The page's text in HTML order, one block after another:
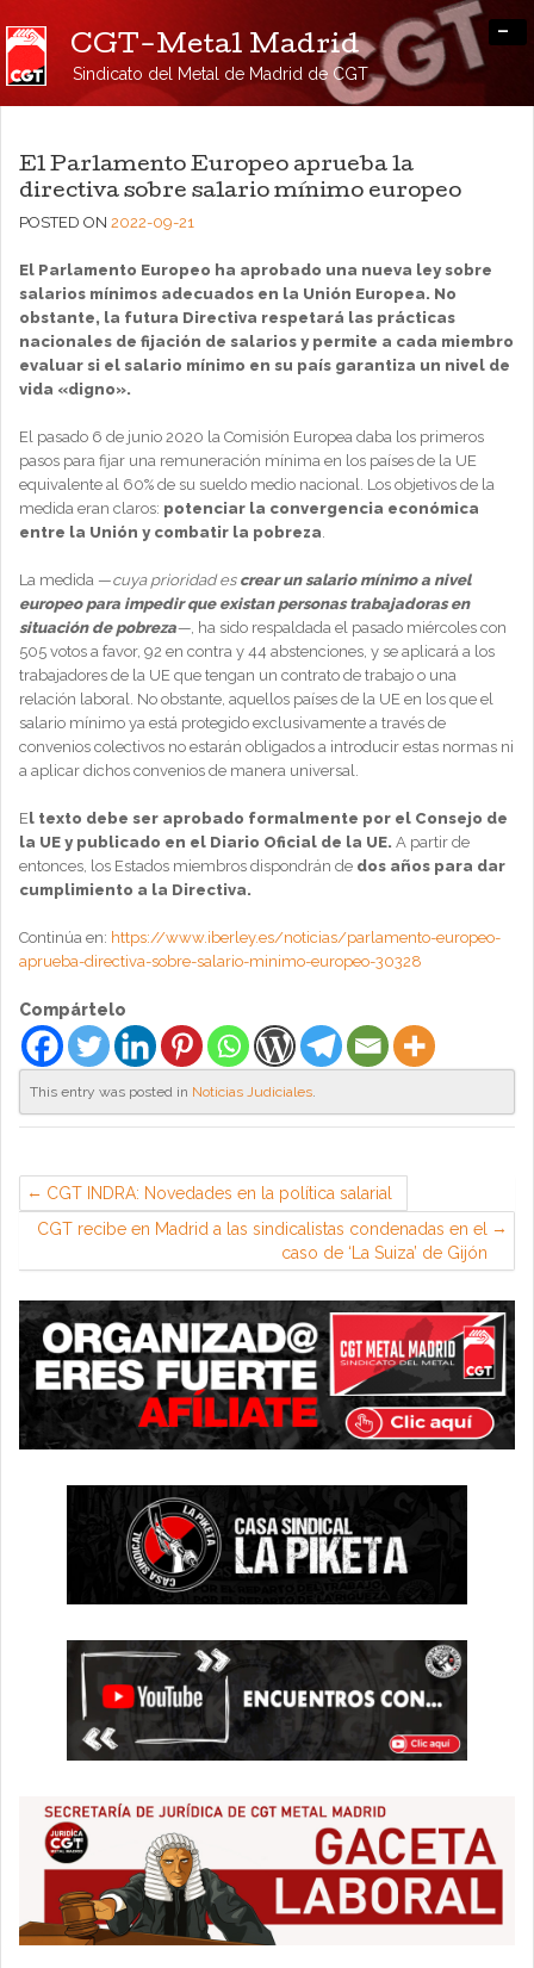
CGT-Metal Madrid
Sindicato del Metal de Madrid de CGT
-
El Parlamento Europeo aprueba la
directiva sobre salario mínimo europeo
POSTED ON 2022-09-21
El Parlamento Europeo ha aprobado una nueva ley sobre
salarios mínimos adecuados en la Unión Europea. No
obstante, la futura Directiva respetará las prácticas
nacionales de fijación de salarios y permite a cada miembro
evaluar si el salario mínimo en su país garantiza un nivel de
vida «digno».
El pasado 6 de junio 2020 la Comisión Europea daba los primeros
pasos para fijar una remuneración mínima en los países de la UE
equivalente al 60% de su sueldo medio nacional. Los objetivos de la
medida eran claros: potenciar la convergencia económica
entre la Unión y combatir la pobreza.
La medida —cuya prioridad es crear un salario mínimo a nivel
europeo para impedir que existan personas trabajadoras en
situación de pobreza—, ha sido respaldada el pasado miércoles con
505 votos a favor, 92 en contra y 44 abstenciones, y se aplicará a los
trabajadores de la UE que tengan un contrato de trabajo o una
relación laboral. No obstante, aquellos países de la UE en los que el
salario mínimo ya está protegido exclusivamente a través de
convenios colectivos no estarán obligados a introducir estas normas ni
a aplicar dichos convenios de manera universal.
El texto debe ser aprobado formalmente por el Consejo de
la UE y publicado en el Diario Oficial de la UE. A partir de
entonces, los Estados miembros dispondrán de dos años para dar
cumplimiento a la Directiva.
Continúa en: https://www.iberley.es/noticias/parlamento-europeo-
aprueba-directiva-sobre-salario-minimo-europeo-30328
Compártelo
This entry was posted in Noticias Judiciales.
CGT INDRA: Novedades en la política salarial
CGT recibe en Madrid a las sindicalistas condenadas en el
caso de ‘La Suiza’ de Gijón